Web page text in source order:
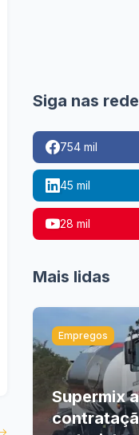
Siga nas
754 mil
45 mil
28 mil
Mais lidas
Empregos
Supermix